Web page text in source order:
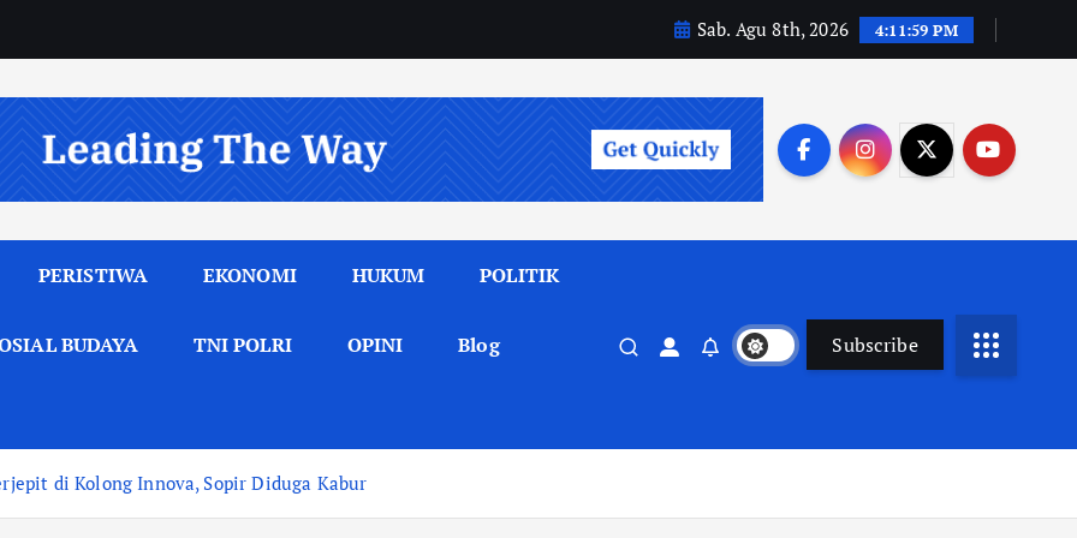
Sab. Agu 8th, 2026 4:12:01 PM
PERISTIWA EKONOMI HUKUM POLITIK
BUDAYA TNI POLRI OPINI Blog Subscribe
di Kolong Innova, Sopir Diduga Kabur